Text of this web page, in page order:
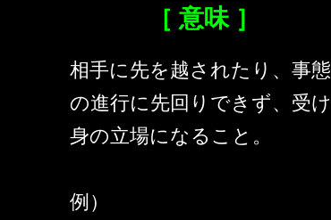
［ 意味 ］
相手に先を越されたり、事態
の進行に先回りできず、受け
身の立場になること。
例）